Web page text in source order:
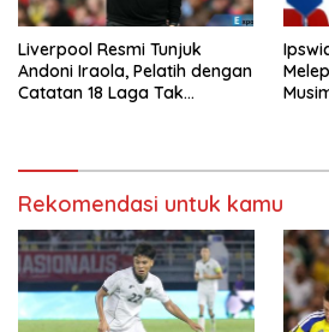
Liverpool Resmi Tunjuk
Andoni Iraola, Pelatih dengan
Catatan 18 Laga Tak
Rekomendasi untuk kamu